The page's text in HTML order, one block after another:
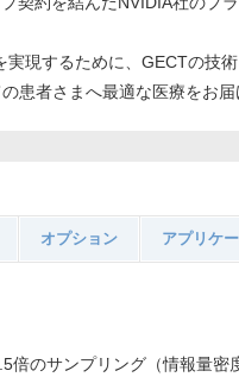
現するために、GECTの技術
患者さまへ最適な医療をお届
オプション アプリケ
倍のサンプリング（情報量密